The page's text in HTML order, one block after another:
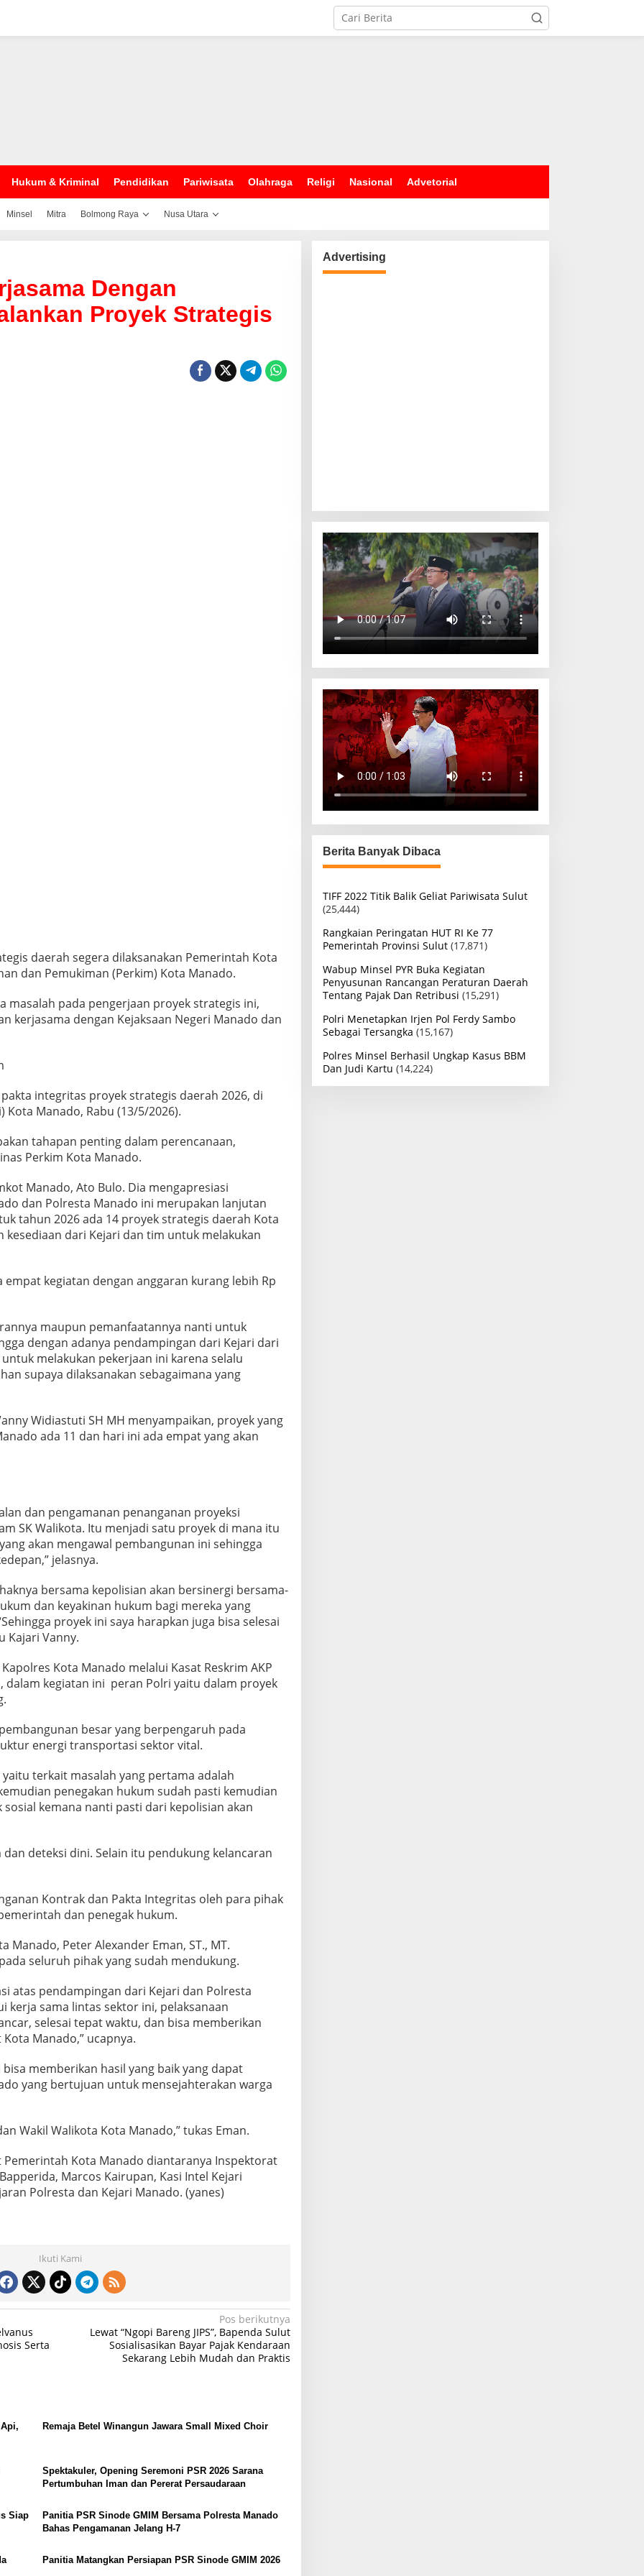
Hukum & Kriminal Pendidikan Pariwisata Olahraga Religi Nasional Advetorial
Minsel Mitra Bolmong Raya Nusa Utara
Dengan
Proyek Strategis
daerah segera dilaksanakan Pemerintah Kota
dan Pemukiman (Perkim) Kota Manado.
masalah pada pengerjaan proyek strategis ini,
kerjasama dengan Kejaksaan Negeri Manado dan
integritas proyek strategis daerah 2026, di
Kota Manado, Rabu (13/5/2026).
tahapan penting dalam perencanaan,
Perkim Kota Manado.
Manado, Ato Bulo. Dia mengapresiasi
dan Polresta Manado ini merupakan lanjutan
tahun 2026 ada 14 proyek strategis daerah Kota
kesediaan dari Kejari dan tim untuk melakukan
kegiatan dengan anggaran kurang lebih Rp
maupun pemanfaatannya nanti untuk
dengan adanya pendampingan dari Kejari dari
melakukan pekerjaan ini karena selalu
supaya dilaksanakan sebagaimana yang
Widiastuti SH MH menyampaikan, proyek yang
ada 11 dan hari ini ada empat yang akan
dan pengamanan penanganan proyeksi
SK Walikota. Itu menjadi satu proyek di mana itu
akan mengawal pembangunan ini sehingga
jelasnya.
bersama kepolisian akan bersinergi bersama-
dan keyakinan hukum bagi mereka yang
proyek ini saya harapkan juga bisa selesai
Kajari Vanny.
Kota Manado melalui Kasat Reskrim AKP
dalam kegiatan ini peran Polri yaitu dalam proyek
besar yang berpengaruh pada
energi transportasi sektor vital.
terkait masalah yang pertama adalah
penegakan hukum sudah pasti kemudian
kemana nanti pasti dari kepolisian akan
deteksi dini. Selain itu pendukung kelancaran
Kontrak dan Pakta Integritas oleh para pihak
dan penegak hukum.
Manado, Peter Alexander Eman, ST., MT.
seluruh pihak yang sudah mendukung.
atas pendampingan dari Kejari dan Polresta
kerja sama lintas sektor ini, pelaksanaan
selesai tepat waktu, dan bisa memberikan
Manado,” ucapnya.
memberikan hasil yang baik yang dapat
yang bertujuan untuk mensejahterakan warga
Wakil Walikota Kota Manado,” tukas Eman.
Kota Manado diantaranya Inspektorat
Marcos Kairupan, Kasi Intel Kejari
Polresta dan Kejari Manado. (yanes)
Ikuti Kami
Serta
Pos berikutnya
Lewat “Ngopi Bareng JIPS”, Bapenda Sulut
Sosialisasikan Bayar Pajak Kendaraan
Sekarang Lebih Mudah dan Praktis
Remaja Betel Winangun Jawara Small Mixed Choir
Spektakuler, Opening Seremoni PSR 2026 Sarana
Pertumbuhan Iman dan Pererat Persaudaraan
Siap
Panitia PSR Sinode GMIM Bersama Polresta Manado
Bahas Pengamanan Jelang H-7
Panitia Matangkan Persiapan PSR Sinode GMIM 2026
Advertising
Berita Banyak Dibaca
TIFF 2022 Titik Balik Geliat Pariwisata Sulut
(25,444)
Rangkaian Peringatan HUT RI Ke 77
Pemerintah Provinsi Sulut (17,871)
Wabup Minsel PYR Buka Kegiatan
Penyusunan Rancangan Peraturan Daerah
Tentang Pajak Dan Retribusi (15,291)
Polri Menetapkan Irjen Pol Ferdy Sambo
Sebagai Tersangka (15,167)
Polres Minsel Berhasil Ungkap Kasus BBM
Dan Judi Kartu (14,224)